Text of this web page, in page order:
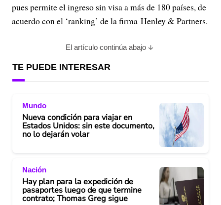
pues permite el ingreso sin visa a más de 180 países, de
acuerdo con el ‘ranking’ de la firma Henley & Partners.
El artículo continúa abajo
TE PUEDE INTERESAR
Mundo
Nueva condición para viajar en
Estados Unidos: sin este documento,
no lo dejarán volar
Nación
Hay plan para la expedición de
pasaportes luego de que termine
contrato; Thomas Greg sigue